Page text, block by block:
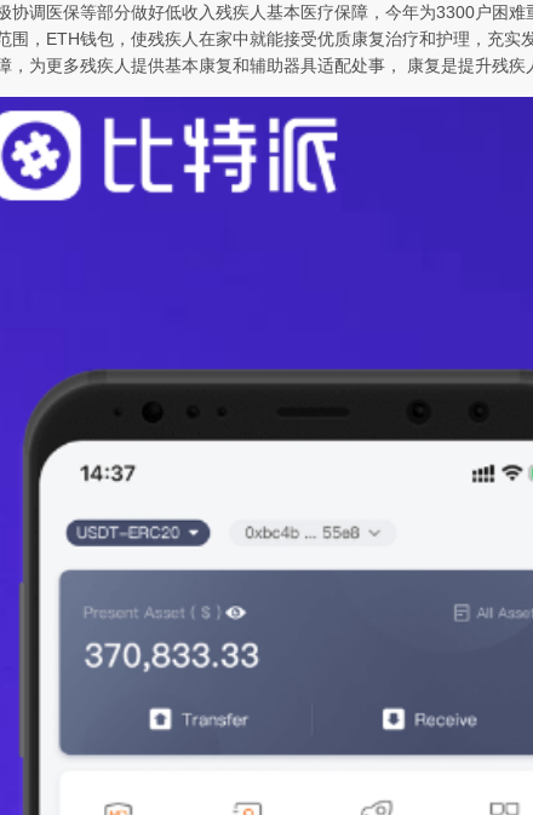
协调医保等部分做好低收入残疾人基本医疗保障，今年为3300户困
围，ETH钱包，使残疾人在家中就能接受优质康复治疗和护理，充
，为更多残疾人提供基本康复和辅助器具适配处事， 康复是提升残疾